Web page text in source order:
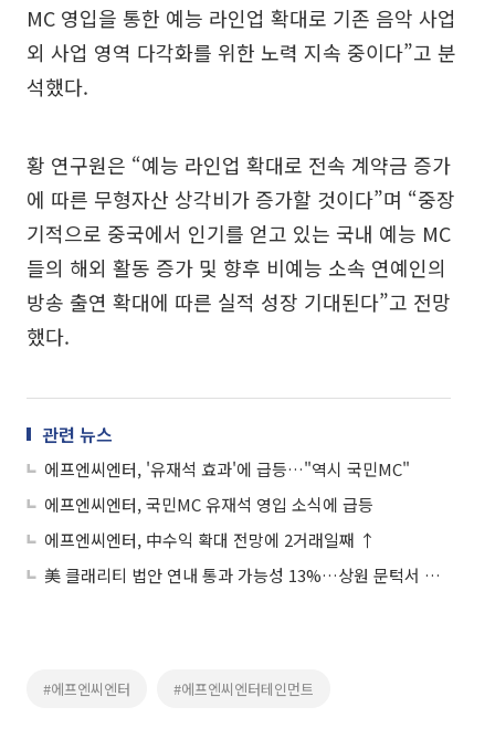
MC 영입을 통한 예능 라인업 확대로 기존 음악 사업
외 사업 영역 다각화를 위한 노력 지속 중이다”고 분
석했다.
황 연구원은 “예능 라인업 확대로 전속 계약금 증가
에 따른 무형자산 상각비가 증가할 것이다”며 “중장
기적으로 중국에서 인기를 얻고 있는 국내 예능 MC
들의 해외 활동 증가 및 향후 비예능 소속 연예인의
방송 출연 확대에 따른 실적 성장 기대된다”고 전망
했다.
관련 뉴스
에프엔씨엔터, '유재석 효과'에 급등…"역시 국민MC"
에프엔씨엔터, 국민MC 유재석 영입 소식에 급등
에프엔씨엔터, 中수익 확대 전망에 2거래일째 ↑
美 클래리티 법안 연내 통과 가능성 13%…상원 문턱서 제동
#에프엔씨엔터 #에프엔씨엔터테인먼트